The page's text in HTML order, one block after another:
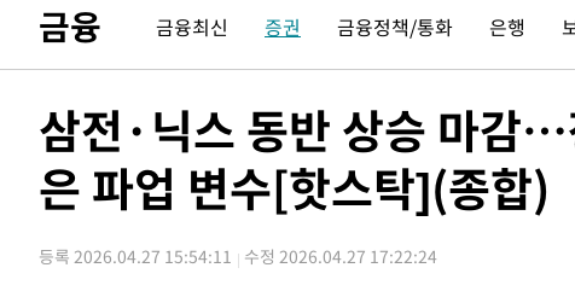
-3309초 전 >
日방위성, 北이 동해로 쏜 발사체는 탄도미사일 가능성
-1739초 전 >
-541초 전 >
'낮 최고 39도' 불볕더위…한밤 열대야도 계속[내일날씨]
-500초 전 >
[속보]7~9일 프로야구 3연전도 폭염 취소…11일 재개
-162초 전 > "韓 외환시장 개입 관측 배경엔 美의 대한국 무역적자 있어"
11초 전 >
'월드컵 탈락 후폭풍' 축구협회…초유의 압수수색에 '충격·당황'
2분 전 >서울 낮 37.9도, 올여름 최고치 경신…영등포 순간 '40도'
금융 금융최신 증권 금융정책/통화 은행
삼전·닉스 동반 상승 마감
은 파업 변수[핫스탁](종합)
등록 2026.04.27 15:54:11 수정 2026.04.27 17:22:24